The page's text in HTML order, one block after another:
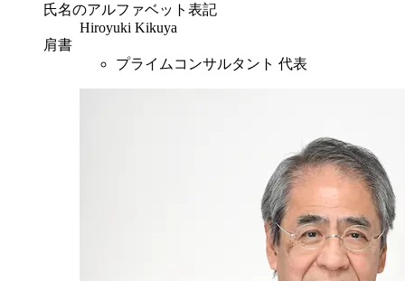
氏名のアルファベット表記
Hiroyuki Kikuya
肩書
プライムコンサルタント 代表